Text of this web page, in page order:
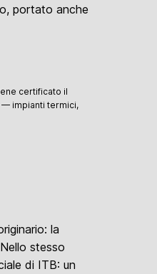
portato anche
certificato il
— impianti termici,
la
stesso
di ITB: un